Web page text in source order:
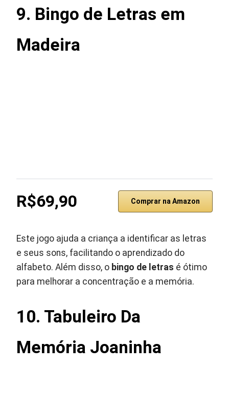
9. Bingo de Letras em
Madeira
R$69,90 Comprar na Amazon
Este jogo ajuda a criança a identificar as letras
e seus sons, facilitando o aprendizado do
alfabeto. Além disso, o bingo de letras é ótimo
para melhorar a concentração e a memória.
10. Tabuleiro Da
Memória Joaninha